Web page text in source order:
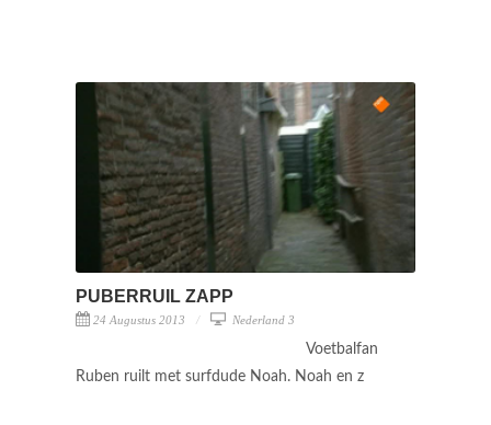
PUBERRUIL ZAPP
24 Augustus 2013 Nederland 3
Voetbalfan
Ruben ruilt met surfdude Noah. Noah en z